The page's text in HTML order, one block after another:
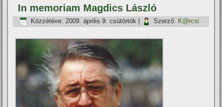
In memoriam Magdics László
Közzétéve: 2009. április 9. csütörtök Szerző: K@rcsi